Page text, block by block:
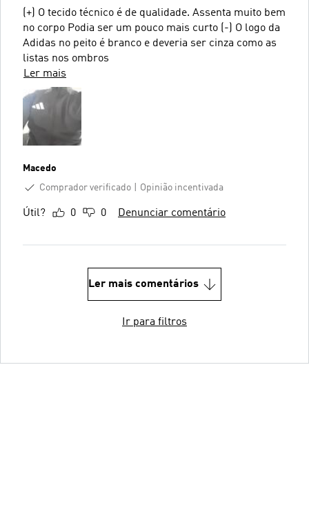
(+) O tecido técnico é de qualidade. Assenta muito bem
no corpo Podia ser um pouco mais curto (-) O logo da
Adidas no peito é branco e deveria ser cinza como as
listas nos ombros
Ler mais
Macedo
Comprador verificado
Opinião incentivada
Útil? 0 0 Denunciar comentário
Ler mais comentários
Ir para filtros